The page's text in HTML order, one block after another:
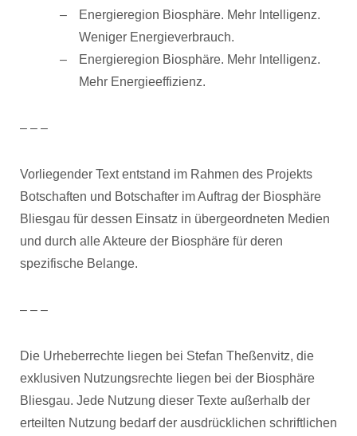
Energieregion Biosphäre. Mehr Intelligenz.
Weniger Energieverbrauch.
Energieregion Biosphäre. Mehr Intelligenz.
Mehr Energieeffizienz.
– – –
Vorliegender Text entstand im Rahmen des Projekts
Botschaften und Botschafter im Auftrag der Biosphäre
Bliesgau für dessen Einsatz in übergeordneten Medien
und durch alle Akteure der Biosphäre für deren
spezifische Belange.
– – –
Die Urheberrechte liegen bei Stefan Theßenvitz, die
exklusiven Nutzungsrechte liegen bei der Biosphäre
Bliesgau. Jede Nutzung dieser Texte außerhalb der
erteilten Nutzung bedarf der ausdrücklichen schriftlichen